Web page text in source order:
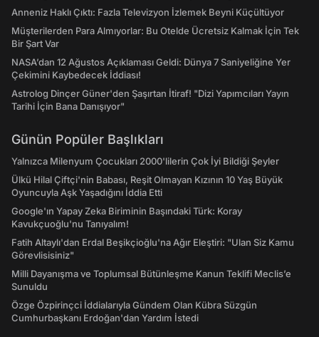
Anneniz Haklı Çıktı: Fazla Televizyon İzlemek Beyni Küçültüyor
Müşterilerden Para Almıyorlar: Bu Otelde Ücretsiz Kalmak İçin Tek
Bir Şart Var
NASA’dan 12 Ağustos Açıklaması Geldi: Dünya 7 Saniyeliğine Yer
Çekimini Kaybedecek İddiası!
Astrolog Dinçer Güner'den Şaşırtan İtiraf! "Dizi Yapımcıları Yayın
Tarihi İçin Bana Danışıyor"
Günün Popüler Başlıkları
Yalnızca Milenyum Çocukları 2000'lilerin Çok İyi Bildiği Şeyler
Ülkü Hilal Çiftçi'nin Babası, Reşit Olmayan Kızının 10 Yaş Büyük
Oyuncuyla Aşk Yaşadığını İddia Etti
Google'ın Yapay Zeka Biriminin Başındaki Türk: Koray
Kavukçuoğlu'nu Tanıyalım!
Fatih Altaylı'dan Erdal Beşikçioğlu'na Ağır Eleştiri: "Ulan Siz Kamu
Görevlisisiniz"
Milli Dayanışma ve Toplumsal Bütünleşme Kanun Teklifi Meclis’e
Sunuldu
Özge Özpirinçci İddialarıyla Gündem Olan Kübra Süzgün
Cumhurbaşkanı Erdoğan'dan Yardım İstedi